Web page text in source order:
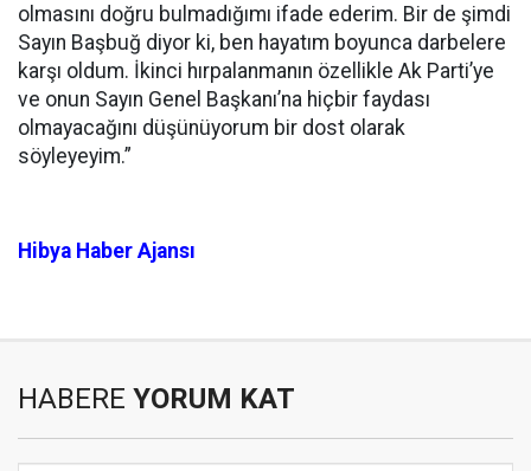
olmasını doğru bulmadığımı ifade ederim. Bir de şimdi
Sayın Başbuğ diyor ki, ben hayatım boyunca darbelere
karşı oldum. İkinci hırpalanmanın özellikle Ak Parti’ye
ve onun Sayın Genel Başkanı’na hiçbir faydası
olmayacağını düşünüyorum bir dost olarak
söyleyeyim.”
Hibya Haber Ajansı
HABERE YORUM KAT